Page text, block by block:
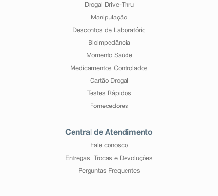
Drogal Drive-Thru
Manipulação
Descontos de Laboratório
Bioimpedância
Momento Saúde
Medicamentos Controlados
Cartão Drogal
Testes Rápidos
Fornecedores
Central de Atendimento
Fale conosco
Entregas, Trocas e Devoluções
Perguntas Frequentes